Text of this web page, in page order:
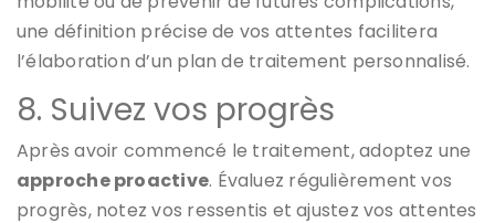
une définition précise de vos attentes facilitera
l’élaboration d’un plan de traitement personnalisé.
8. Suivez vos progrès
Après avoir commencé le traitement, adoptez une
approche proactive. Évaluez régulièrement vos
progrès, notez vos ressentis et ajustez vos attentes